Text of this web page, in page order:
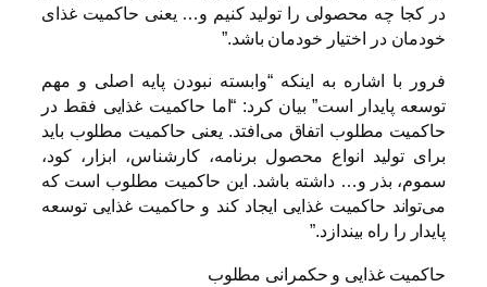
در کجا چه محصولی را تولید کنیم و… یعنی حاکمیت غذای
خودمان در اختیار خودمان باشد.”
فرور با اشاره به اینکه “وابسته نبودن پایه اصلی و مهم
توسعه پایدار است” بیان کرد: “اما حاکمیت غذایی فقط در
حاکمیت مطلوب اتفاق می‌افتد. یعنی حاکمیت مطلوب باید
برای تولید انواع محصول برنامه، کارشناس، ابزار، کود،
سموم، بذر و… داشته باشد. این حاکمیت مطلوب است که
می‌تواند حاکمیت غذایی ایجاد کند و حاکمیت غذایی توسعه
پایدار را راه بیندازد.”
حاکمیت غذایی و حکمرانی مطلوب